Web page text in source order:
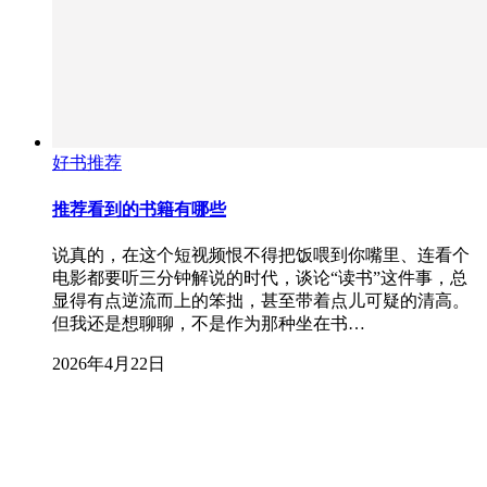
好书推荐
推荐看到的书籍有哪些
说真的，在这个短视频恨不得把饭喂到你嘴里、连看个
电影都要听三分钟解说的时代，谈论“读书”这件事，总
显得有点逆流而上的笨拙，甚至带着点儿可疑的清高。
但我还是想聊聊，不是作为那种坐在书…
2026年4月22日